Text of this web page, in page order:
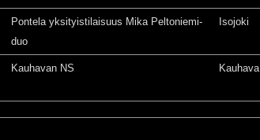
Pontela yksityistilaisuus Mika Peltoniemi-
duo
Isojoki
Kauhavan NS Kauhava